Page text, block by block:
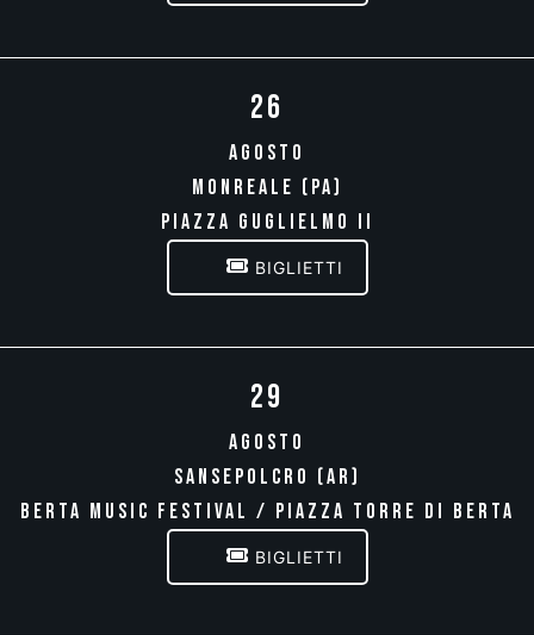
26
AGOSTO
MONREALE (PA)
PIAZZA GUGLIELMO II
BIGLIETTI
29
AGOSTO
SANSEPOLCRO (AR)
BERTA MUSIC FESTIVAL / PIAZZA TORRE DI BERTA
BIGLIETTI